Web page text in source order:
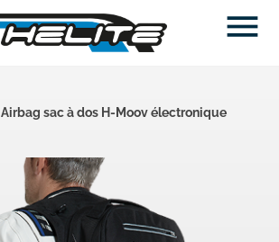

Airbag sac à dos H-Moov électronique